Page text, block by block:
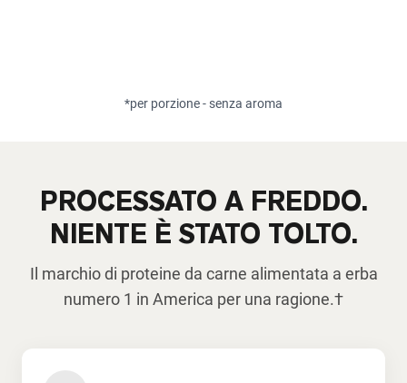
*per porzione - senza aroma
PROCESSATO A FREDDO.
NIENTE È STATO TOLTO.
Il marchio di proteine da carne alimentata a erba
numero 1 in America per una ragione.†